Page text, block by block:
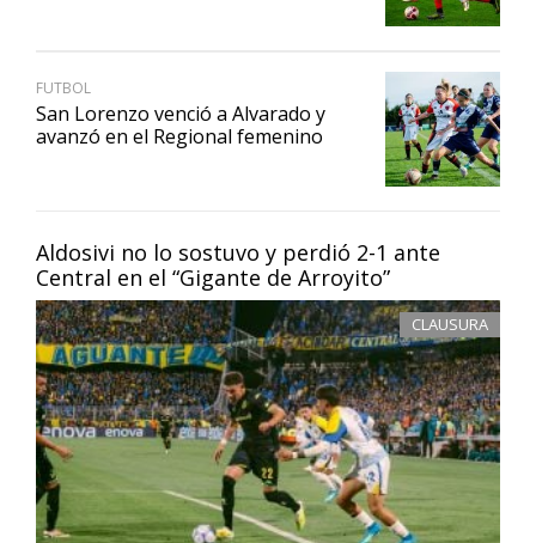
Aldosivi no lo sostuvo y perdió 2-1 ante
Central en el “Gigante de Arroyito”
CLAUSURA
FUTBOL
San Lorenzo venció a Alvarado y
avanzó en el Regional femenino